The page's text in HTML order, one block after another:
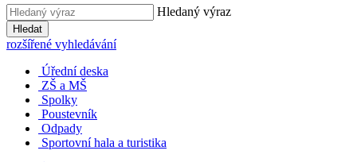
Hledaný výraz
Hledat
rozšířené vyhledávání
Úřední deska
ZŠ a MŠ
Spolky
Poustevník
Odpady
Sportovní hala a turistika